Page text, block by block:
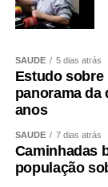
SAÚDE 5 dias atrás
Estudo
panorama da
anos
SAÚDE 7 dias atrás
Caminhadas
população